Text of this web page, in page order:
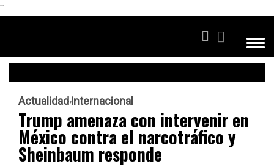
```
ActualidadInternacional
Trump amenaza con intervenir en
México contra el narcotráfico y
Sheinbaum responde